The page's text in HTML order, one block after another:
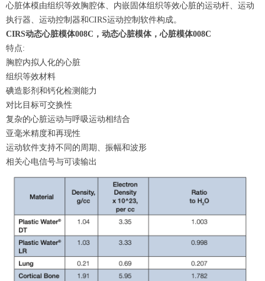
心脏体模由组织等效胸腔体、内嵌固体组织等效心脏的运动杆、运动
执行器、运动控制器和CIRS运动控制软件构成。
CIRS动态心脏模体008C，动态心脏模体，心脏模体008C
特点:
胸腔内拟人化的心脏
组织等效材料
碘造影剂和钙化检测能力
对比目标可交换性
复杂的心脏运动与呼吸运动相结合
亚毫米精度和再现性
运动软件支持不同的周期、振幅和波形
相关心电信号与可读输出